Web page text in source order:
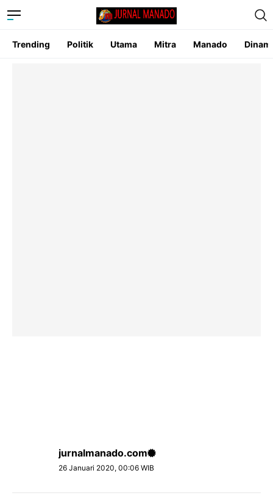
Trending Politik Utama Mitra Manado
jurnalmanado.com
26 Januari 2020, 00:06 WIB